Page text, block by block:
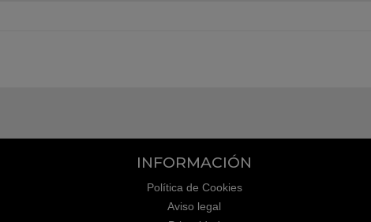
INFORMACIÓN
Política de Cookies
Aviso legal